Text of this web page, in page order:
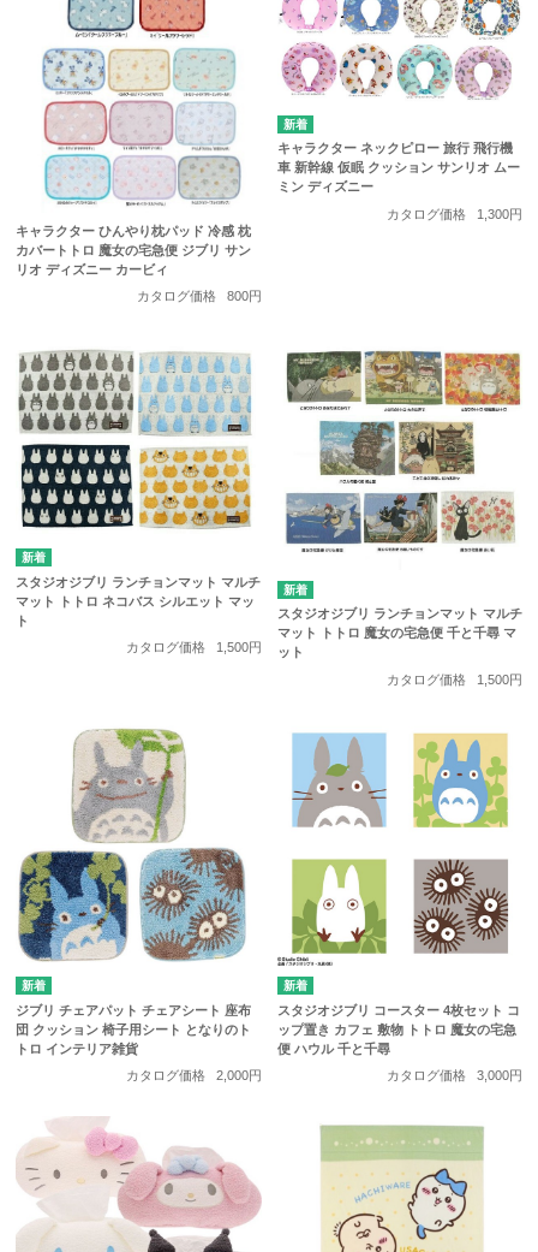
キャラクター ひんやり枕パッド 冷感 枕
カバートトロ 魔女の宅急便 ジブリ サン
リオ ディズニー カービィ
カタログ価格
800円
キャラクター ネックピロー 旅行 飛行機
車 新幹線 仮眠 クッション サンリオ ムー
ミン ディズニー
カタログ価格
1,300円
スタジオジブリ ランチョンマット マルチ
マット トトロ ネコバス シルエット マッ
ト
カタログ価格
1,500円
スタジオジブリ ランチョンマット マルチ
マット トトロ 魔女の宅急便 千と千尋 マ
ット
カタログ価格
1,500円
ジブリ チェアパット チェアシート 座布
団 クッション 椅子用シート となりのト
トロ インテリア雑貨
カタログ価格
2,000円
スタジオジブリ コースター 4枚セット コ
ップ置き カフェ 敷物 トトロ 魔女の宅急
便 ハウル 千と千尋
カタログ価格
3,000円